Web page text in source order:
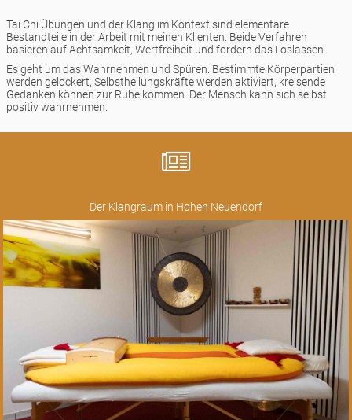
Tai Chi Übungen und der Klang im Kontext sind elementare
Bestandteile in der Arbeit mit meinen Klienten. Beide Verfahren
basieren auf Achtsamkeit, Wertfreiheit und fördern das Loslassen.
Es geht um das Wahrnehmen und Spüren. Bestimmte Körperpartien
werden gelockert, Selbstheilungskräfte werden aktiviert, kreisende
Gedanken können zur Ruhe kommen. Der Mensch kann sich selbst
positiv wahrnehmen.
Der Klangraum in Hohen Neuendorf